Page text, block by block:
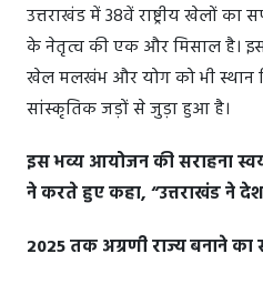
उत्तराखंड में 38वें राष्ट्रीय खेलों
के नेतृत्व की एक और मिसाल है।
खेल मलखंभ और योग को भी स्थान
सांस्कृतिक जड़ों से जुड़ा हुआ है।
इस भव्य आयोजन की सराहना
ने करते हुए कहा, “उत्तराखंड ने
2025 तक अग्रणी राज्य बनाने